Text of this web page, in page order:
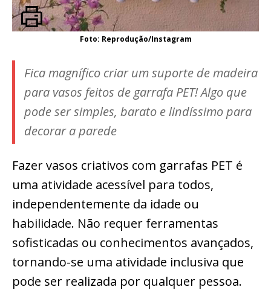
Foto: Reprodução/Instagram
Fica magnífico criar um suporte de madeira
para vasos feitos de garrafa PET! Algo que
pode ser simples, barato e lindíssimo para
decorar a parede
Fazer vasos criativos com garrafas PET é
uma atividade acessível para todos,
independentemente da idade ou
habilidade. Não requer ferramentas
sofisticadas ou conhecimentos avançados,
tornando-se uma atividade inclusiva que
pode ser realizada por qualquer pessoa.